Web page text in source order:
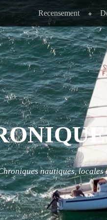
Recensement
nautiques,